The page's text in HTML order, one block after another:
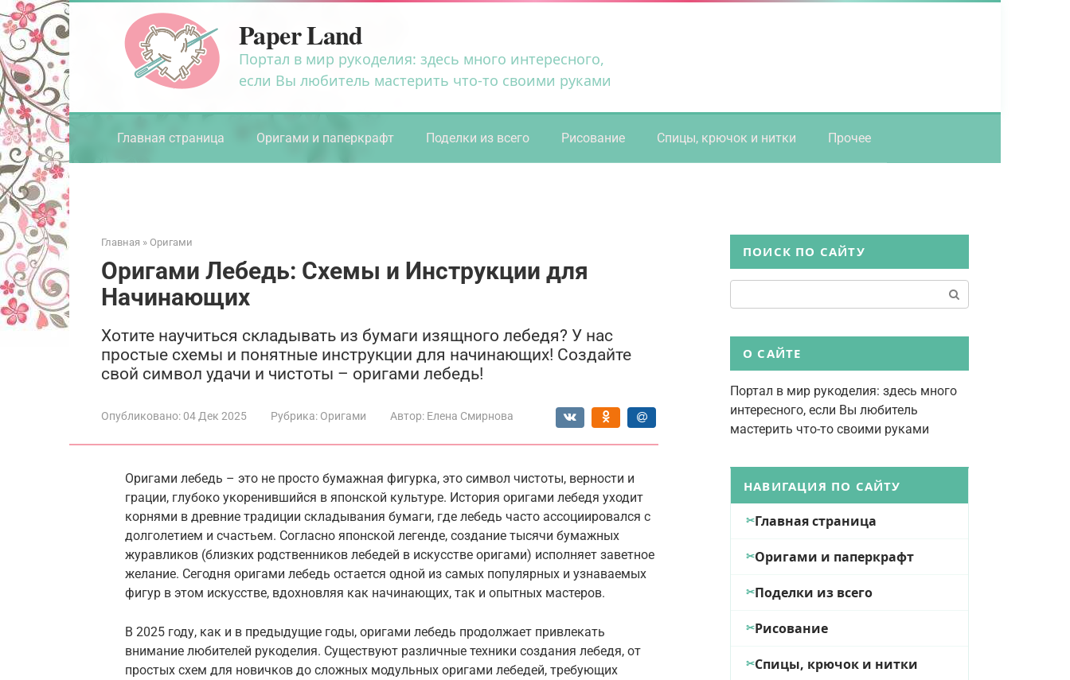
Перейти
к
контенту
Paper Land
Портал в мир рукоделия: здесь много интересного,
если Вы любитель мастерить что-то своими руками
Главная страница Оригами и паперкрафт Поделки из всего Рисование Спицы, крючок и нитки Прочее
Главная » Оригами
Оригами Лебедь: Схемы и Инструкции для
Начинающих
Хотите научиться складывать из бумаги изящного лебедя? У нас
простые схемы и понятные инструкции для начинающих! Создайте
свой символ удачи и чистоты – оригами лебедь!
Опубликовано: 04 Дек 2025 Рубрика: Оригами Автор: Елена Смирнова
Оригами лебедь – это не просто бумажная фигурка, это символ чистоты, верности и
грации, глубоко укоренившийся в японской культуре. История оригами лебедя уходит
корнями в древние традиции складывания бумаги, где лебедь часто ассоциировался с
долголетием и счастьем. Согласно японской легенде, создание тысячи бумажных
журавликов (близких родственников лебедей в искусстве оригами) исполняет заветное
желание. Сегодня оригами лебедь остается одной из самых популярных и узнаваемых
фигур в этом искусстве, вдохновляя как начинающих, так и опытных мастеров.
В 2025 году, как и в предыдущие годы, оригами лебедь продолжает привлекать
внимание любителей рукоделия. Существуют различные техники создания лебедя, от
простых схем для новичков до сложных модульных оригами лебедей, требующих
ПОИСК ПО САЙТУ
О САЙТЕ
Портал в мир рукоделия: здесь много
интересного, если Вы любитель
мастерить что-то своими руками
НАВИГАЦИЯ ПО САЙТУ
Главная страница
Оригами и паперкрафт
Поделки из всего
Рисование
Спицы, крючок и нитки